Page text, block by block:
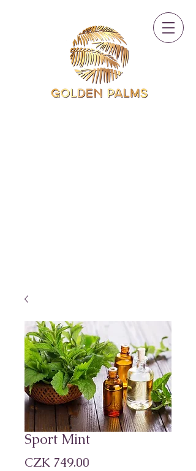
Sport Mint
CZK 749.00